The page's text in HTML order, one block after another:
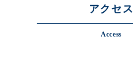
アクセス
Access